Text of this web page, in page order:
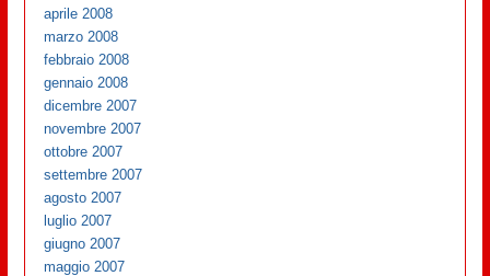
aprile 2008
marzo 2008
febbraio 2008
gennaio 2008
dicembre 2007
novembre 2007
ottobre 2007
settembre 2007
agosto 2007
luglio 2007
giugno 2007
maggio 2007